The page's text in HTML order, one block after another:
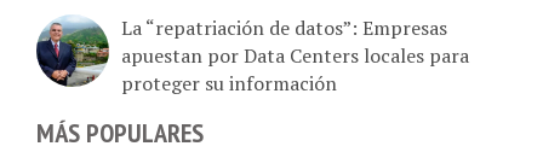
La “repatriación de datos”: Empresas
apuestan por Data Centers locales para
proteger su información
MÁS POPULARES